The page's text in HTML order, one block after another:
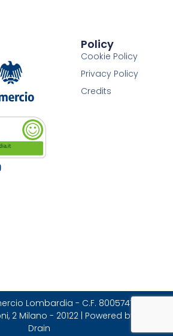
Policy
Cookie Policy
Privacy Policy
Credits
Lombardia - C.F. 80057470157 |
2 Milano - 20122 | Powered by Brain
Drain